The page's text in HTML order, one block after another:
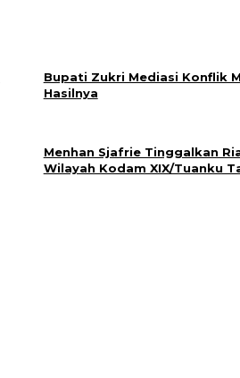
Bupati Zukri Mediasi Konflik
Hasilnya
Menhan Sjafrie Tinggalkan
Wilayah Kodam XIX/Tuanku